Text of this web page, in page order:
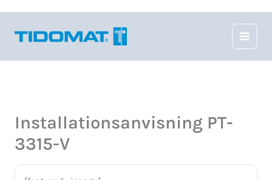
innehåll
Installationsanvisning PT-
3315-V